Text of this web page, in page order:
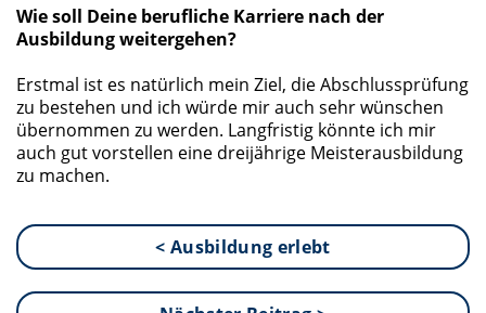
Wie soll Deine berufliche Karriere nach der
Ausbildung weitergehen?
Erstmal ist es natürlich mein Ziel, die Abschlussprüfung
zu bestehen und ich würde mir auch sehr wünschen
übernommen zu werden. Langfristig könnte ich mir
auch gut vorstellen eine dreijährige Meisterausbildung
zu machen.
< Ausbildung erlebt